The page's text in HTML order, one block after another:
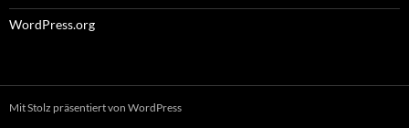
WordPress.org
Mit Stolz präsentiert von WordPress